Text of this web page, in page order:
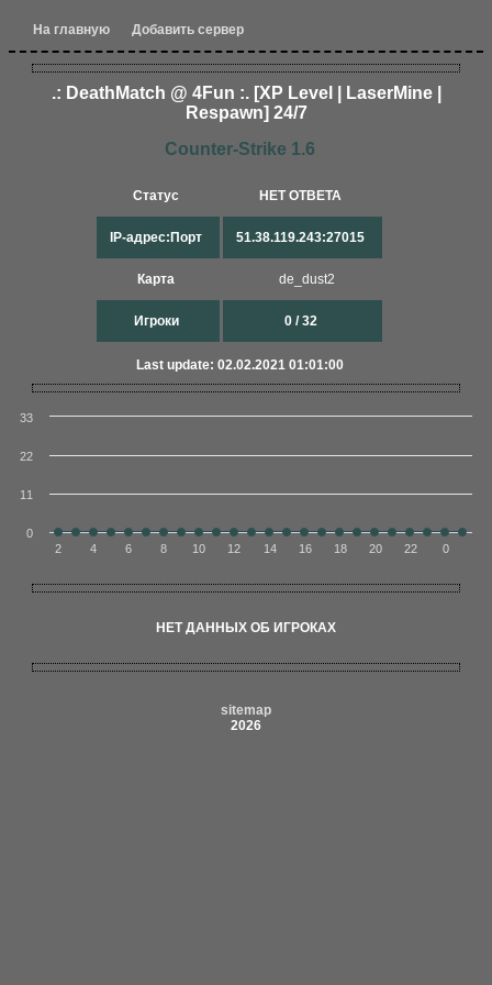
На главную Добавить сервер
.: DeathMatch @ 4Fun :. [XP Level | LaserMine |
Respawn] 24/7
Counter-Strike 1.6
Статус
IP-адрес:Порт
Карта
Игроки
НЕТ ОТВЕТА
51.38.119.243:27015
de_dust2
0 / 32
Last update: 02.02.2021 01:01:00
2 4 6 8 10 12 14 16 18 20 22 0
0
11
22
33
НЕТ ДАННЫХ ОБ ИГРОКАХ
sitemap
2026